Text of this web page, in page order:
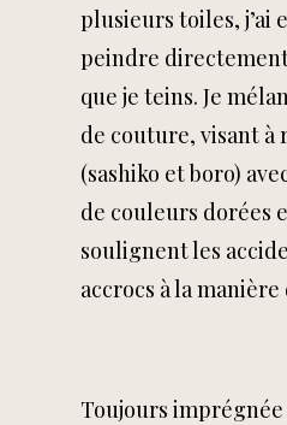
plusieurs toiles, j’ai
peindre
que je teins. Je
de couture, visant à
(sashiko et boro)
de couleurs dorées
soulignent les
accrocs à la
Toujours